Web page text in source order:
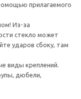
прилагаемого
Из-за
стекло может
ударов сбоку, там
виды креплений.
дюбели,